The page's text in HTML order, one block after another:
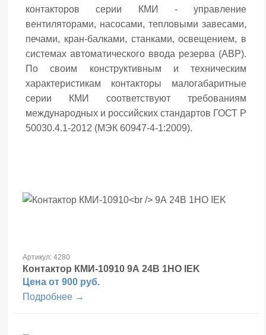
контакторов серии КМИ - управление
вентиляторами, насосами, тепловыми завесами,
печами, кран-балками, станками, освещением, в
системах автоматического ввода резерва (АВР).
По своим конструктивным и техническим
характеристикам контакторы малогабаритные
серии КМИ соответствуют требованиям
международных и российских стандартов ГОСТ Р
50030.4.1-2012 (МЭК 60947-4-1:2009).
Артикул: 4280
Контактор КМИ-10910 9А 24В 1НО IEK
Цена от 900 руб.
Подробнее →